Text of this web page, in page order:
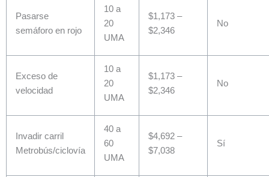
Pasarse
semáforo en rojo
10 a
20
UMA
$1,173 –
$2,346
No
Exceso de
velocidad
10 a
20
UMA
$1,173 –
$2,346
No
Invadir carril
Metrobús/ciclovía
40 a
60
UMA
$4,692 –
$7,038
Sí